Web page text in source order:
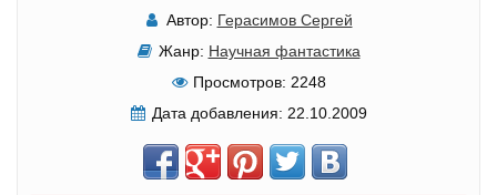
Автор: Герасимов Сергей
Жанр: Научная фантастика
Просмотров: 2248
Дата добавления: 22.10.2009